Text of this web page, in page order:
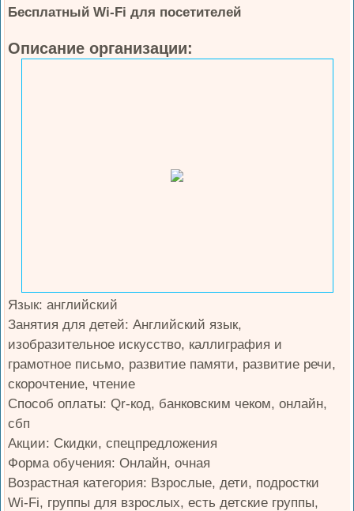
Бесплатный Wi-Fi для посетителей
Описание организации:
Язык: английский
Занятия для детей: Английский язык,
изобразительное искусство, каллиграфия и
грамотное письмо, развитие памяти, развитие речи,
скорочтение, чтение
Способ оплаты: Qr-код, банковским чеком, онлайн,
сбп
Акции: Скидки, спецпредложения
Форма обучения: Онлайн, очная
Возрастная категория: Взрослые, дети, подростки
Wi-Fi, группы для взрослых, есть детские группы,